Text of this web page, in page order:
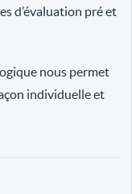
d’évaluation pré et
nous permet
individuelle et